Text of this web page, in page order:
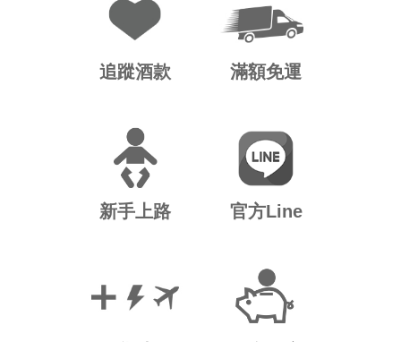
追蹤酒款 滿額免運
新手上路 官方Line